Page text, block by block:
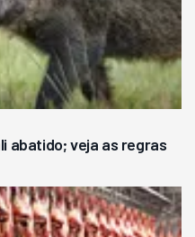
abatido; veja as regras